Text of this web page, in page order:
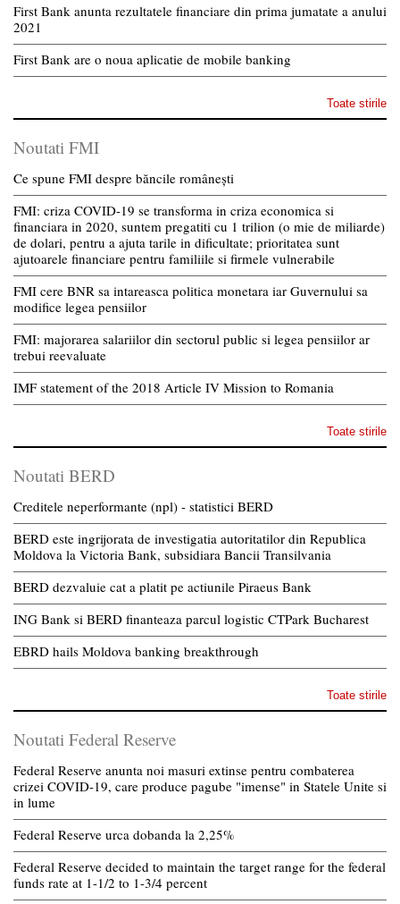
First Bank anunta rezultatele financiare din prima jumatate a anului
2021
First Bank are o noua aplicatie de mobile banking
Toate stirile
Noutati FMI
Ce spune FMI despre băncile românești
FMI: criza COVID-19 se transforma in criza economica si
financiara in 2020, suntem pregatiti cu 1 trilion (o mie de miliarde)
de dolari, pentru a ajuta tarile in dificultate; prioritatea sunt
ajutoarele financiare pentru familiile si firmele vulnerabile
FMI cere BNR sa intareasca politica monetara iar Guvernului sa
modifice legea pensiilor
FMI: majorarea salariilor din sectorul public si legea pensiilor ar
trebui reevaluate
IMF statement of the 2018 Article IV Mission to Romania
Toate stirile
Noutati BERD
Creditele neperformante (npl) - statistici BERD
BERD este ingrijorata de investigatia autoritatilor din Republica
Moldova la Victoria Bank, subsidiara Bancii Transilvania
BERD dezvaluie cat a platit pe actiunile Piraeus Bank
ING Bank si BERD finanteaza parcul logistic CTPark Bucharest
EBRD hails Moldova banking breakthrough
Toate stirile
Noutati Federal Reserve
Federal Reserve anunta noi masuri extinse pentru combaterea
crizei COVID-19, care produce pagube "imense" in Statele Unite si
in lume
Federal Reserve urca dobanda la 2,25%
Federal Reserve decided to maintain the target range for the federal
funds rate at 1-1/2 to 1-3/4 percent